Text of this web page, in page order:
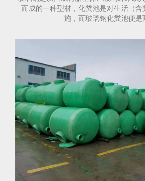
而成的一种型材，化粪池是对生活（含
施，而玻璃钢化粪池便是